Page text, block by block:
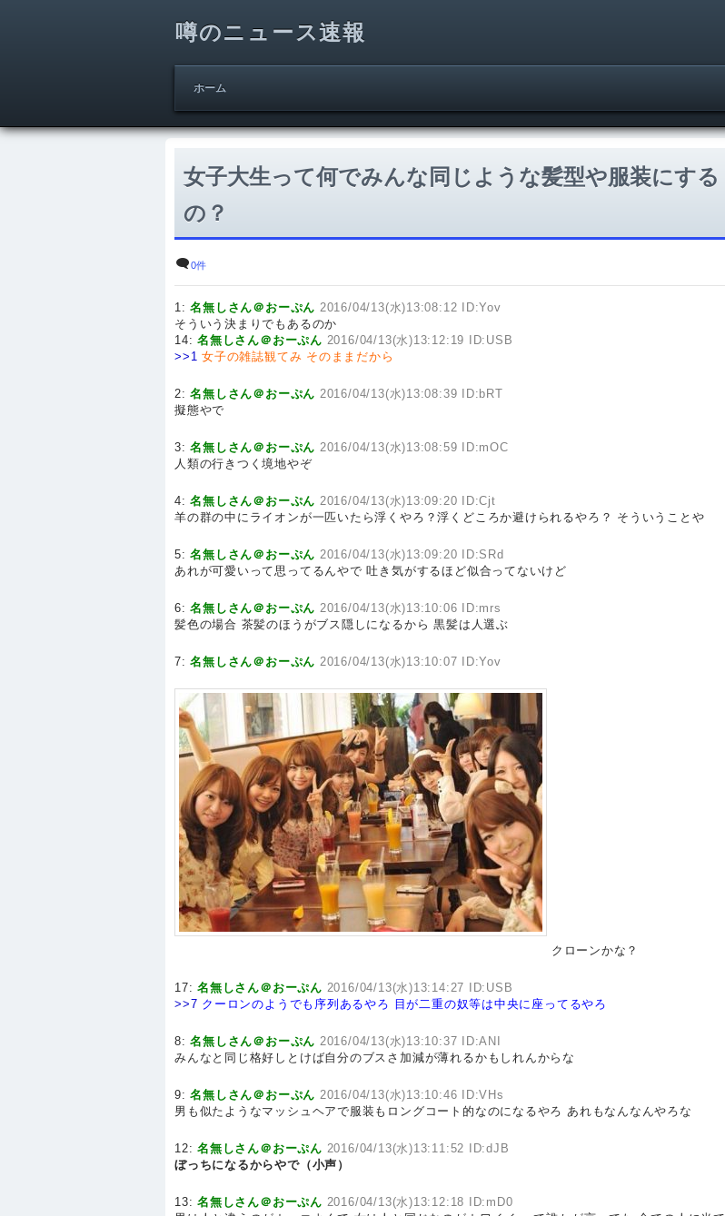
噂のニュース速報
ホーム
女子大生って何でみんな同じような髪型や服装にする
の？
0件
1:名無しさん＠おーぷん 2016/04/13(水)13:08:12 ID:Yov
そういう決まりでもあるのか
14:名無しさん＠おーぷん 2016/04/13(水)13:12:19 ID:USB
>>1 女子の雑誌観てみ そのままだから
2:名無しさん＠おーぷん 2016/04/13(水)13:08:39 ID:bRT
擬態やで
3:名無しさん＠おーぷん 2016/04/13(水)13:08:59 ID:mOC
人類の行きつく境地やぞ
4:名無しさん＠おーぷん 2016/04/13(水)13:09:20 ID:Cjt
羊の群の中にライオンが一匹いたら浮くやろ？浮くどころか避けられるやろ？ そういうことや
5:名無しさん＠おーぷん 2016/04/13(水)13:09:20 ID:SRd
あれが可愛いって思ってるんやで 吐き気がするほど似合ってないけど
6:名無しさん＠おーぷん 2016/04/13(水)13:10:06 ID:mrs
髪色の場合 茶髪のほうがブス隠しになるから 黒髪は人選ぶ
7:名無しさん＠おーぷん 2016/04/13(水)13:10:07 ID:Yov
クローンかな？
17:名無しさん＠おーぷん 2016/04/13(水)13:14:27 ID:USB
>>7 クーロンのようでも序列あるやろ 目が二重の奴等は中央に座ってるやろ
8:名無しさん＠おーぷん 2016/04/13(水)13:10:37 ID:ANI
みんなと同じ格好しとけば自分のブスさ加減が薄れるかもしれんからな
9:名無しさん＠おーぷん 2016/04/13(水)13:10:46 ID:VHs
男も似たようなマッシュヘアで服装もロングコート的なのになるやろ あれもなんなんやろな
12:名無しさん＠おーぷん 2016/04/13(水)13:11:52 ID:dJB
ぼっちになるからやで（小声）
13:名無しさん＠おーぷん 2016/04/13(水)13:12:18 ID:mD0